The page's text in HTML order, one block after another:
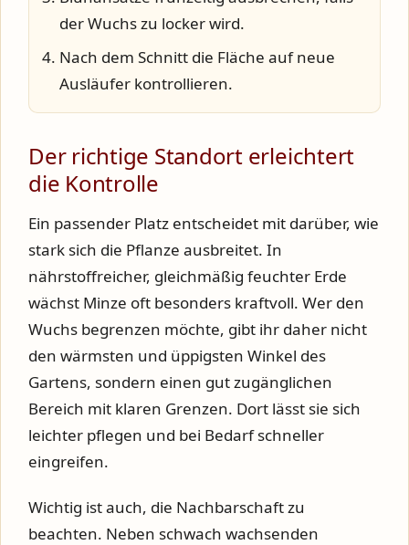
der Wuchs zu locker wird.
Nach dem Schnitt die Fläche auf neue
Ausläufer kontrollieren.
Der richtige Standort erleichtert
die Kontrolle
Ein passender Platz entscheidet mit darüber, wie
stark sich die Pflanze ausbreitet. In
nährstoffreicher, gleichmäßig feuchter Erde
wächst Minze oft besonders kraftvoll. Wer den
Wuchs begrenzen möchte, gibt ihr daher nicht
den wärmsten und üppigsten Winkel des
Gartens, sondern einen gut zugänglichen
Bereich mit klaren Grenzen. Dort lässt sie sich
leichter pflegen und bei Bedarf schneller
eingreifen.
Wichtig ist auch, die Nachbarschaft zu
beachten. Neben schwach wachsenden